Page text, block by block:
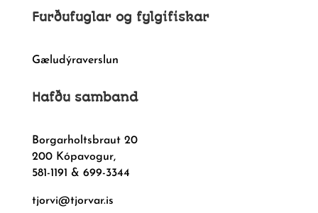
Furðufuglar og fylgifiskar
Gæludýraverslun
Hafðu samband
Borgarholtsbraut 20
200 Kópavogur,
581-1191 & 699-3344
tjorvi@tjorvar.is